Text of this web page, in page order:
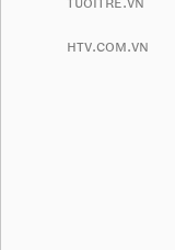
HTV.COM.VN